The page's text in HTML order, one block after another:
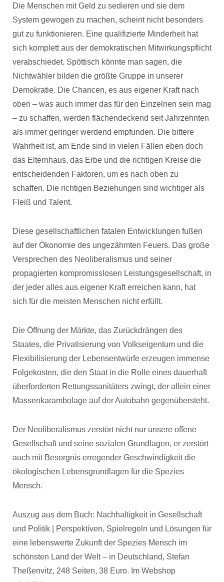
Die Menschen mit Geld zu sedieren und sie dem
System gewogen zu machen, scheint nicht besonders
gut zu funktionieren. Eine qualifizierte Minderheit hat
sich komplett aus der demokratischen Mitwirkungspflicht
verabschiedet. Spöttisch könnte man sagen, die
Nichtwähler bilden die größte Gruppe in unserer
Demokratie. Die Chancen, es aus eigener Kraft nach
oben – was auch immer das für den Einzelnen sein mag
– zu schaffen, werden flächendeckend seit Jahrzehnten
als immer geringer werdend empfunden. Die bittere
Wahrheit ist, am Ende sind in vielen Fällen eben doch
das Elternhaus, das Erbe und die richtigen Kreise die
entscheidenden Faktoren, um es nach oben zu
schaffen. Die richtigen Beziehungen sind wichtiger als
Fleiß und Talent.
Diese gesellschaftlichen fatalen Entwicklungen fußen
auf der Ökonomie des ungezähmten Feuers. Das große
Versprechen des Neoliberalismus und seiner
propagierten kompromisslosen Leistungsgesellschaft, in
der jeder alles aus eigener Kraft erreichen kann, hat
sich für die meisten Menschen nicht erfüllt.
Die Öffnung der Märkte, das Zurückdrängen des
Staates, die Privatisierung von Volkseigentum und die
Flexibilisierung der Lebensentwürfe erzeugen immense
Folgekosten, die den Staat in die Rolle eines dauerhaft
überforderten Rettungssanitäters zwingt, der allein einer
Massenkarambolage auf der Autobahn gegenübersteht.
Der Neoliberalismus zerstört nicht nur unsere offene
Gesellschaft und seine sozialen Grundlagen, er zerstört
auch mit Besorgnis erregender Geschwindigkeit die
ökologischen Lebensgrundlagen für die Spezies
Mensch.
Auszug aus dem Buch: Nachhaltigkeit in Gesellschaft
und Politik | Perspektiven, Spielregeln und Lösungen für
eine lebenswerte Zukunft der Spezies Mensch im
schönsten Land der Welt – in Deutschland, Stefan
Theßenvitz, 248 Seiten, 38 Euro. Im Webshop